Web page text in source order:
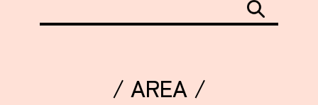
/ AREA /